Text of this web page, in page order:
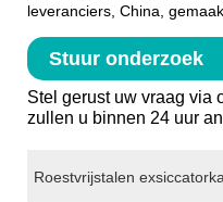
leveranciers, China,
Stuur onderzoek
Stel gerust uw vraag via
zullen u binnen 24 uur